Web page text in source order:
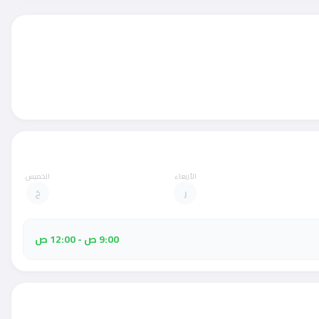
الأربعاء
ر
الخميس
خ
9:00 ص - 12:00 ص